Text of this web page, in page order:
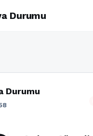
Durumu
Durumu